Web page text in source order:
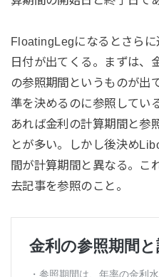
FloatingLegになるとさら
日付が出てくる。まずは、
の参照期間というものが出
準を決めるのに参照してい
あれば金利の計算期間と参
とが多い。しかし後決め
間が計算期間と異なる。こ
去記事を参照のこと。